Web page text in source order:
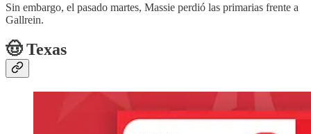
Sin embargo, el pasado martes, Massie perdió las primarias frente a
Gallrein.
🤠 Texas